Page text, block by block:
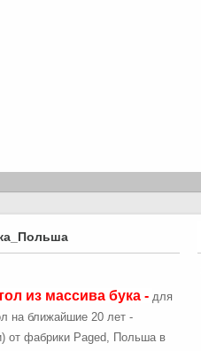
из массива бука - для
на ближайшие 20 лет -
от фабрики Paged, Польша в